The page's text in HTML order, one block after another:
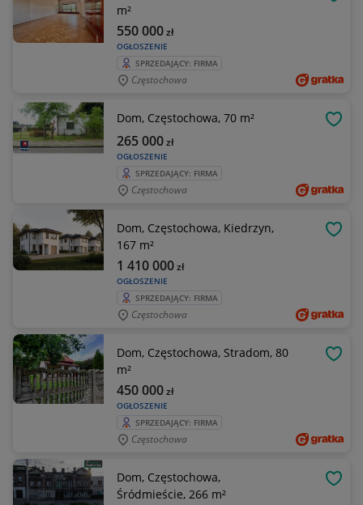
m²
OGŁOSZENIE
550 000zł
SPRZEDAJĄCY: FIRMA
Częstochowa
Dom, Częstochowa, 70 m²
OGŁOSZENIE
265 000zł
SPRZEDAJĄCY: FIRMA
Częstochowa
Dom, Częstochowa, Kiedrzyn,
167 m²
OGŁOSZENIE
1 410 000zł
SPRZEDAJĄCY: FIRMA
Częstochowa
Dom, Częstochowa, Stradom, 80
m²
OGŁOSZENIE
450 000zł
SPRZEDAJĄCY: FIRMA
Częstochowa
Dom, Częstochowa,
Śródmieście, 266 m²